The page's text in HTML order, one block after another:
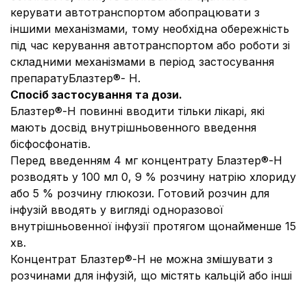
керувати автотранспортом абопрацювати з
іншими механізмами, тому необхідна обережність
під час керування автотранспортом або роботи зі
складними механізмами в період застосування
препаратуБлазтер®- Н.
Спосіб застосування та дози.
Блазтер®-Н повинні вводити тільки лікарі, які
мають досвід внутрішньовенного введення
бісфосфонатів.
Перед введенням 4 мг концентрату Блазтер®-Н
розводять у 100 мл 0, 9 % розчину натрію хлориду
або 5 % розчину глюкози. Готовий розчин для
інфузій вводять у вигляді одноразової
внутрішньовенної інфузії протягом щонайменше 15
хв.
Концентрат Блазтер®-Н не можна змішувати з
розчинами для інфузій, що містять кальцій або інші